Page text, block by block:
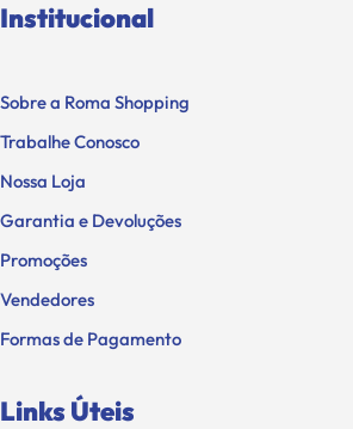
Institucional
Sobre a Roma Shopping
Trabalhe Conosco
Nossa Loja
Garantia e Devoluções
Promoções
Vendedores
Formas de Pagamento
Links Úteis